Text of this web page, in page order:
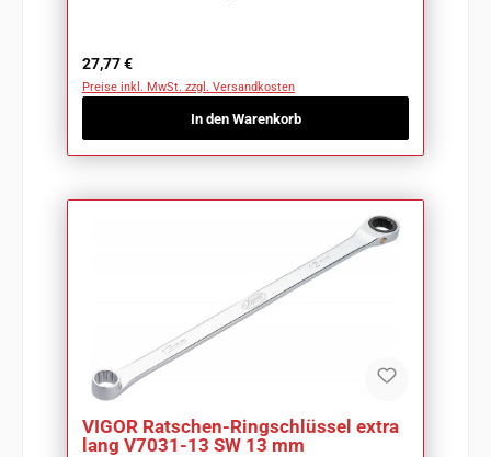
Regulärer Preis:
27,77 €
Preise inkl. MwSt. zzgl. Versandkosten
In den Warenkorb
VIGOR Ratschen-Ringschlüssel extra
lang V7031-13 SW 13 mm